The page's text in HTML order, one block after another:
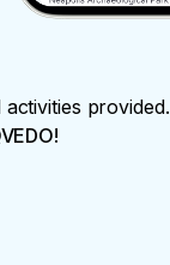
provided.